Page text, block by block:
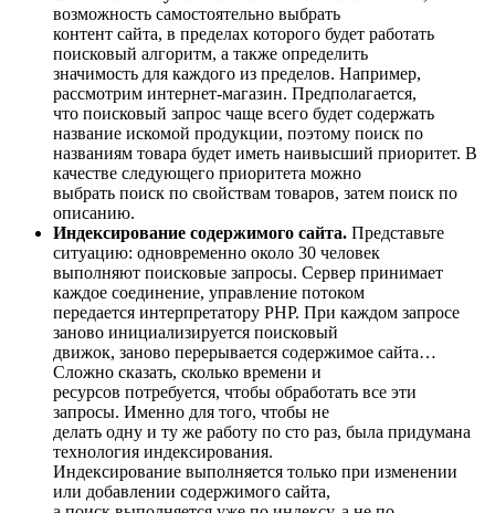
возможность самостоятельно выбрать
контент сайта, в пределах которого будет работать
поисковый алгоритм, а также определить
значимость для каждого из пределов. Например,
рассмотрим интернет-магазин. Предполагается,
что поисковый запрос чаще всего будет содержать
название искомой продукции, поэтому поиск по
названиям товара будет иметь наивысший приоритет. В
качестве следующего приоритета можно
выбрать поиск по свойствам товаров, затем поиск по
описанию.
Индексирование содержимого сайта. Представьте
ситуацию: одновременно около 30 человек
выполняют поисковые запросы. Сервер принимает
каждое соединение, управление потоком
передается интерпретатору PHP. При каждом запросе
заново инициализируется поисковый
движок, заново перерывается содержимое сайта…
Сложно сказать, сколько времени и
ресурсов потребуется, чтобы обработать все эти
запросы. Именно для того, чтобы не
делать одну и ту же работу по сто раз, была придумана
технология индексирования.
Индексирование выполняется только при изменении
или добавлении содержимого сайта,